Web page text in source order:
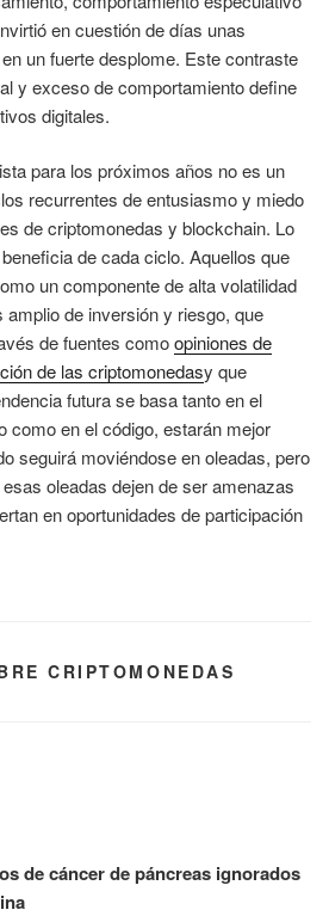
en cuestión de días unas
un fuerte desplome. Este contraste
y exceso de comportamiento define
digitales.
para los próximos años no es un
recurrentes de entusiasmo y miedo
de criptomonedas y blockchain. Lo
de cada ciclo. Aquellos que
un componente de alta volatilidad
de inversión y riesgo, que
de fuentes comoopiniones de
de las criptomonedasy que
futura se basa tanto en el
como en el código, estarán mejor
seguirá moviéndose en oleadas, pero
oleadas dejen de ser amenazas
en oportunidades de participación
CRIPTOMONEDAS
de cáncer de páncreas ignorados